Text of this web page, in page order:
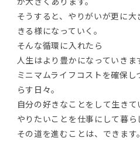
そうすると、やりがいが更に
きる様になっていく。
そんな循環に入れたら
人生はより豊かになっていきま
ミニマムライフコストを確保
らす日々。
自分の好きなことをして生きて
やりたいことを仕事にして暮ら
その道を進むことは、できます。